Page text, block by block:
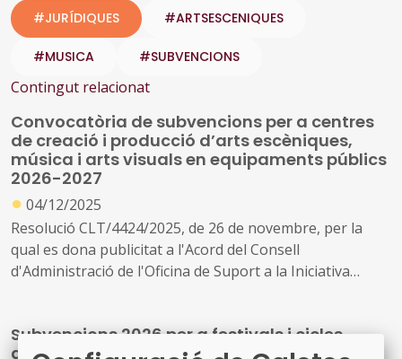
#JURÍDIQUES #ARTSESCENIQUES
#MUSICA #SUBVENCIONS
Contingut relacionat
Convocatòria de subvencions per a centres
de creació i producció d’arts escèniques,
música i arts visuals en equipaments públics
2026-2027
● 04/12/2025
Resolució CLT/4424/2025, de 26 de novembre, per la
qual es dona publicitat a l'Acord del Consell
d'Administració de l'Oficina de Suport a la Iniciativa
competitiva, per a les activitats dels centres de creació i
Subvencions 2026 per a festivals i cicles
d'arts visuals i escèniques